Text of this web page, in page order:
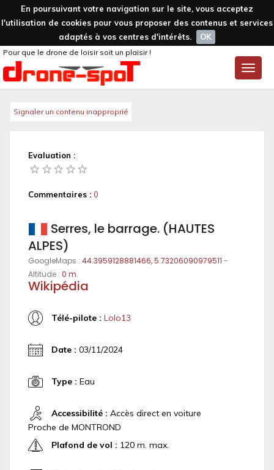
En poursuivant votre navigation sur le site, vous acceptez
l'utilisation de cookies pour vous proposer des contenus et services
adaptés à vos centres d'intérêts.
OK
Toggle
Pour que le drone de loisir soit un plaisir !
Signaler un contenu inapproprié
Evaluation :
Commentaires : 0
Serres, le barrage. (HAUTES
ALPES)
GoogleMaps : 44.3959128881466, 5.73206090979511 -
Altitude : 0 m.
Wikipédia
Télé-pilote : Lolo13
Date : 03/11/2024
Type : Eau
Accessibilité : Accès direct en voiture
Proche de MONTROND
Plafond de vol : 120 m. max.